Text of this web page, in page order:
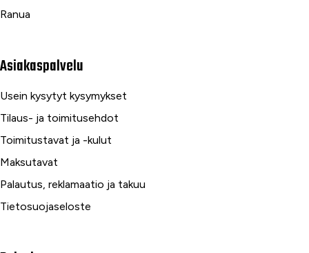
Ranua
Asiakaspalvelu
Usein kysytyt kysymykset
Tilaus- ja toimitusehdot
Toimitustavat ja -kulut
Maksutavat
Palautus, reklamaatio ja takuu
Tietosuojaseloste